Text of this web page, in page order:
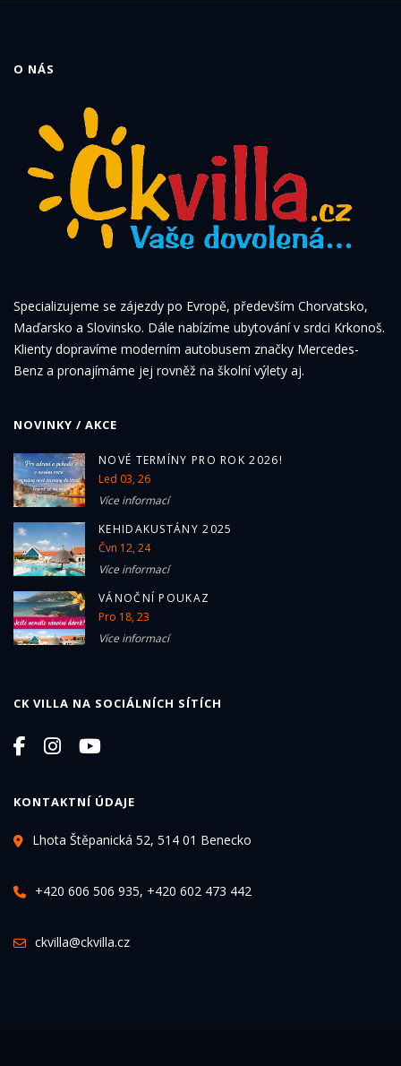
O NÁS
Specializujeme se zájezdy po Evropě, především Chorvatsko,
Maďarsko a Slovinsko. Dále nabízíme ubytování v srdci Krkonoš.
Klienty dopravíme moderním autobusem značky Mercedes-
Benz a pronajímáme jej rovněž na školní výlety aj.
NOVINKY / AKCE
NOVÉ TERMÍNY PRO ROK 2026!
Led 03, 26
Více informací
KEHIDAKUSTÁNY 2025
Čvn 12, 24
Více informací
VÁNOČNÍ POUKAZ
Pro 18, 23
Více informací
CK VILLA NA SOCIÁLNÍCH SÍTÍCH
KONTAKTNÍ ÚDAJE
Lhota Štěpanická 52, 514 01 Benecko
+420 606 506 935, +420 602 473 442
ckvilla@ckvilla.cz